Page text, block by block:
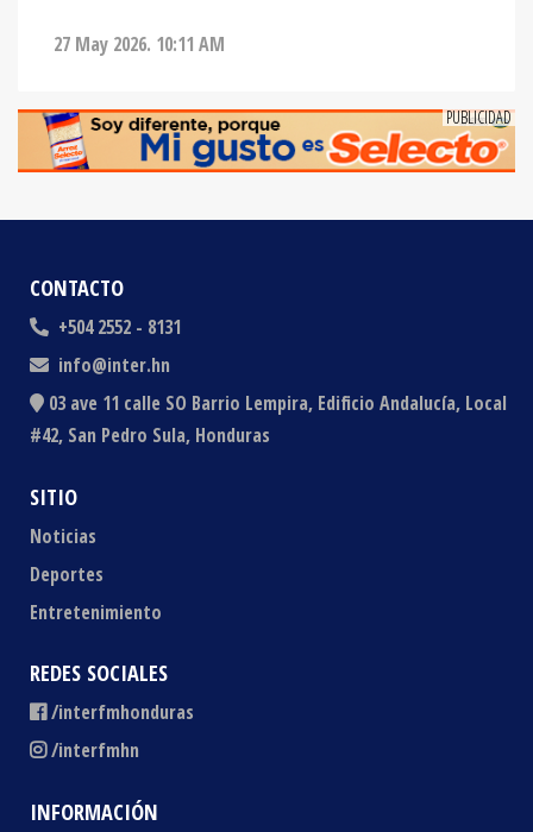
CONTACTO
+504 2552 - 8131
info@inter.hn
03 ave 11 calle SO Barrio Lempira, Edificio Andalucía, Local
#42, San Pedro Sula, Honduras
SITIO
Noticias
Deportes
Entretenimiento
REDES SOCIALES
/interfmhonduras
/interfmhn
INFORMACIÓN